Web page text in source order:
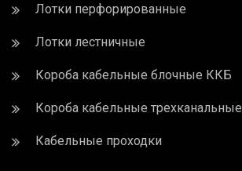
Лотки перфорированные
Лотки лестничные
Короба кабельные блочные ККБ
Короба кабельные трехканальные
Кабельные проходки